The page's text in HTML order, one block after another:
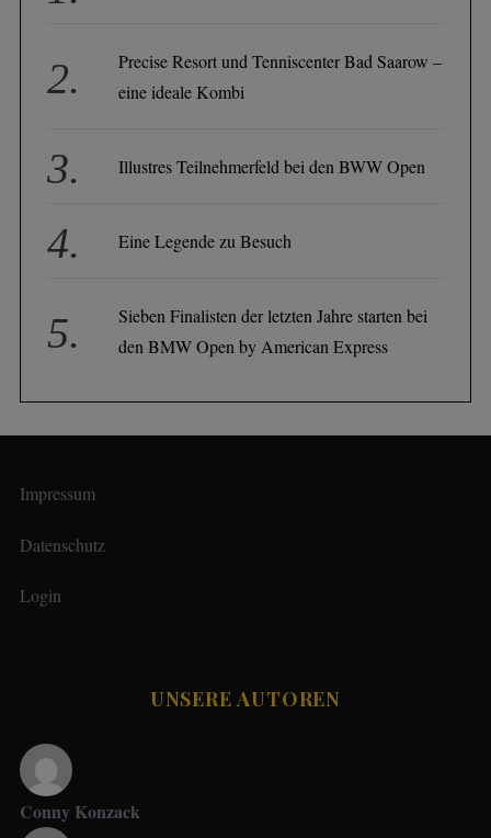
Precise Resort und Tenniscenter Bad Saarow –
eine ideale Kombi
Illustres Teilnehmerfeld bei den BWW Open
Eine Legende zu Besuch
Sieben Finalisten der letzten Jahre starten bei
den BMW Open by American Express
Impressum
Datenschutz
Login
UNSERE AUTOREN
Conny Konzack